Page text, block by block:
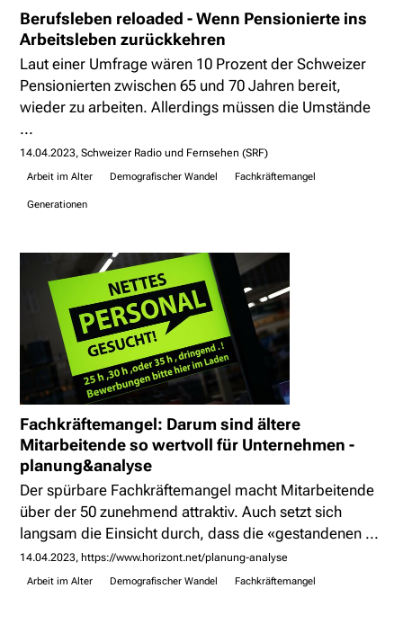
Berufsleben reloaded - Wenn Pensionierte ins
Arbeitsleben zurückkehren
Laut einer Umfrage wären 10 Prozent der Schweizer
Pensionierten zwischen 65 und 70 Jahren bereit,
wieder zu arbeiten. Allerdings müssen die Umstände
...
14.04.2023 Schweizer Radio und Fernsehen (SRF)
Arbeit im Alter Demografischer Wandel Fachkräftemangel
Generationen
Fachkräftemangel: Darum sind ältere
Mitarbeitende so wertvoll für Unternehmen -
planung&analyse
Der spürbare Fachkräftemangel macht Mitarbeitende
über der 50 zunehmend attraktiv. Auch setzt sich
langsam die Einsicht durch, dass die «gestandenen ...
14.04.2023 https://www.horizont.net/planung-analyse
Arbeit im Alter Demografischer Wandel Fachkräftemangel